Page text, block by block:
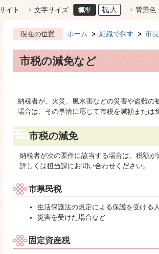
イト 文字サイズ 背景色
現在の位置 ホーム 組織で探す 市
市税の減免など
納税者が、火災、風水害などの災害や盗難の
場合は、その事情に応じて市税を減額または
市税の減免
納税者が次の要件に該当する場合は、税額が
詳しくは担当課にお問い合わせください。
市県民税
生活保護法の規定による保護を受ける人
災害を受けた場合など
固定資産税